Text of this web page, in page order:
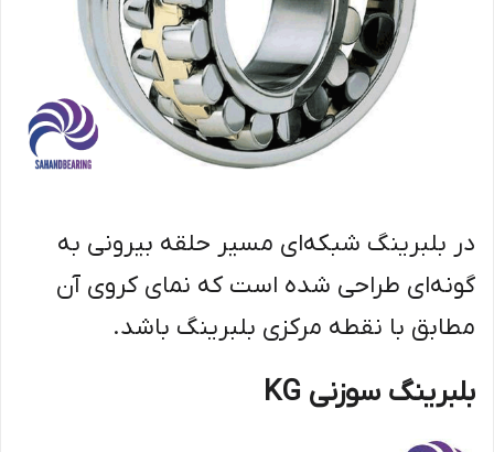
در بلبرینگ شبکه‌ای مسیر حلقه بیرونی به
گونه‌ای طراحی شده است که نمای کروی آن
مطابق با نقطه مرکزی بلبرینگ باشد.
بلبرینگ سوزنی KG